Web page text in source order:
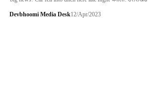
Devbhoomi Media Desk12/Apr/2023